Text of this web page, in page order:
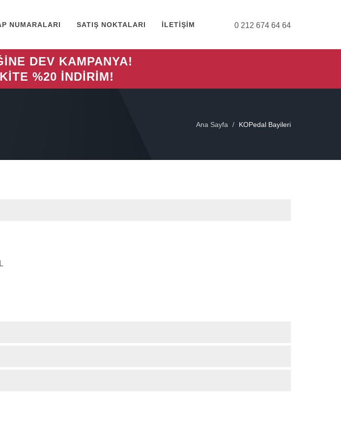
NUMARALARI SATIŞ NOKTALARI İLETİŞİM 0 212 674 64 64
DEV KAMPANYA!
%20 İNDİRİM!
Ana Sayfa KOPedal Bayileri